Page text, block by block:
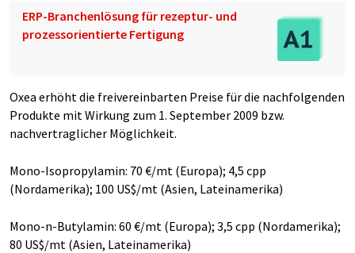
ERP-Branchenlösung für rezeptur- und
prozessorientierte Fertigung
Oxea erhöht die freivereinbarten Preise für die nachfolgenden
Produkte mit Wirkung zum 1. September 2009 bzw.
nachvertraglicher Möglichkeit.
Mono-Isopropylamin: 70 €/mt (Europa); 4,5 cpp
(Nordamerika); 100 US$/mt (Asien, Lateinamerika)
Mono-n-Butylamin: 60 €/mt (Europa); 3,5 cpp (Nordamerika);
80 US$/mt (Asien, Lateinamerika)